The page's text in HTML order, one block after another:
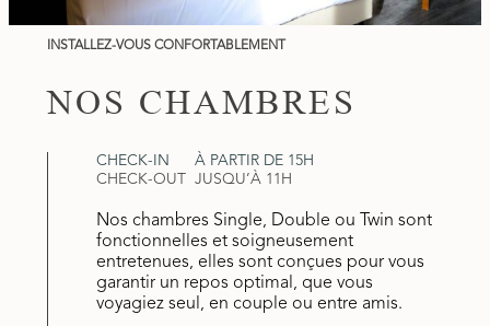
INSTALLEZ-VOUS CONFORTABLEMENT
NOS CHAMBRES
CHECK-IN
À PARTIR DE 15H
CHECK-OUT
JUSQU’À 11H
Nos chambres Single, Double ou Twin sont
fonctionnelles et soigneusement
entretenues, elles sont conçues pour vous
garantir un repos optimal, que vous
voyagiez seul, en couple ou entre amis.